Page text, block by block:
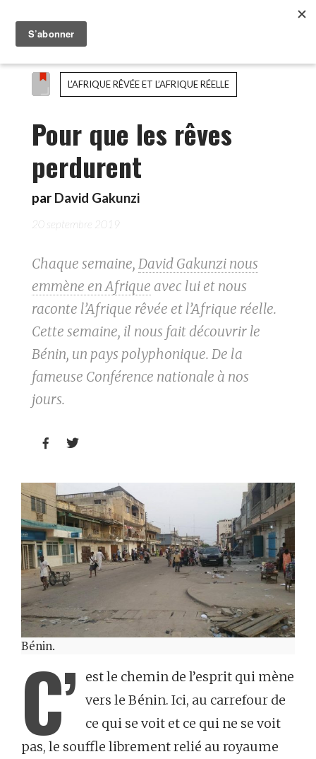
L’AFRIQUE RÊVÉE ET L’AFRIQUE RÉELLE
Pour que les rêves
perdurent
par David Gakunzi
20 septembre 2019
Chaque semaine, David Gakunzi nous
emmène en Afrique avec lui et nous
raconte l’Afrique rêvée et l’Afrique réelle.
Cette semaine, il nous fait découvrir le
Bénin, un pays polyphonique. De la
fameuse Conférence nationale à nos
jours.
 
Bénin.
C’
est le chemin de l’esprit qui mène
vers le Bénin. Ici, au carrefour de
ce qui se voit et ce qui ne se voit
pas, le souffle librement relié au royaume